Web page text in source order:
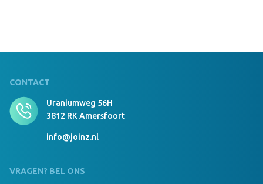
Niet voorradig, neem contact op om levertijd te
Niet voorradig, neem contact op om levertijd te
CONTACT
Uraniumweg 56H
3812 RK Amersfoort
info@joinz.nl
VRAGEN? BEL ONS